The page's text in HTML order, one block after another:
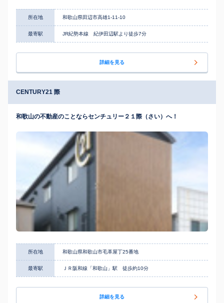
所在地 和歌山県田辺市高雄1-11-10
最寄駅 JR紀勢本線 紀伊田辺駅より徒歩7分
詳細を見る
CENTURY21 際
和歌山の不動産のことならセンチュリー２１際（さい）へ！
所在地 和歌山県和歌山市毛革屋丁25番地
最寄駅 ＪＲ阪和線「和歌山」駅 徒歩約10分
詳細を見る